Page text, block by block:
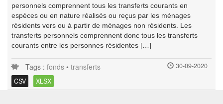
personnels comprennent tous les transferts courants en
espèces ou en nature réalisés ou reçus par les ménages
résidents vers ou à partir de ménages non résidents. Les
transferts personnels comprennent donc tous les transferts
courants entre les personnes résidentes […]
Tags : fonds • transferts
30-09-2020
CSV
XLSX